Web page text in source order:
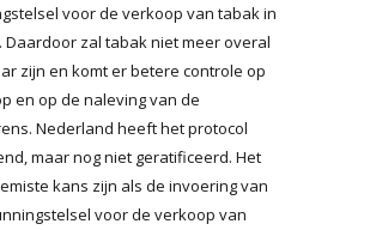
voor de verkoop van tabak in
Daardoor zal tabak niet meer overal
zijn en komt er betere controle op
en op de naleving van de
Nederland heeft het protocol
maar nog niet geratificeerd. Het
kans zijn als de invoering van
voor de verkoop van